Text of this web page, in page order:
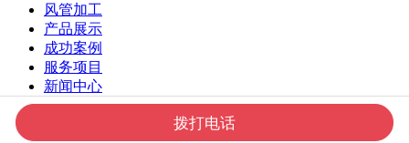
风管加工
产品展示
成功案例
服务项目
新闻中心
联系我们
拨打电话